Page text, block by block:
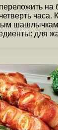
на
часа.
шашлычкам
для